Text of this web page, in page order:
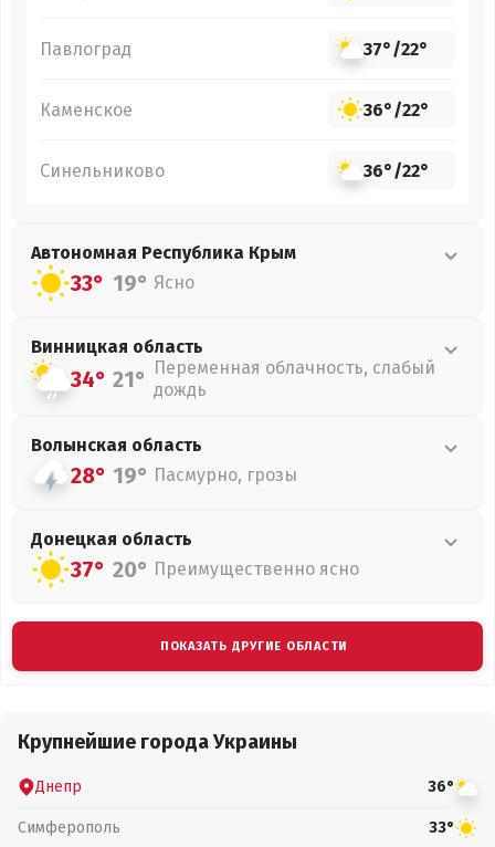
Павлоград 37°/22°
Каменское 36°/22°
Синельниково 36°/22°
Автономная Республика Крым
33° 19° Ясно
Винницкая область
34° 21° Переменная облачность, слабый
дождь
Волынская область
28° 19° Пасмурно, грозы
Донецкая область
37° 20° Преимущественно ясно
ПОКАЗАТЬ ДРУГИЕ ОБЛАСТИ
Крупнейшие города Украины
Днепр 36°
Симферополь 33°